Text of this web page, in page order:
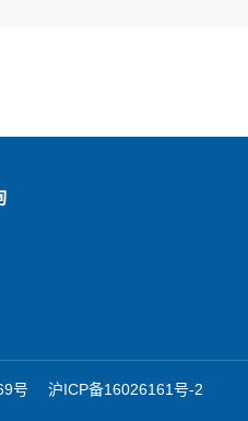
号 沪ICP备16026161号-2